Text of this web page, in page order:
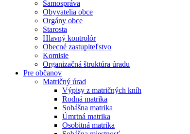
Samospráva
Obyvatelia obce
Orgány obce
Starosta
Hlavný kontrolór
Obecné zastupiteľstvo
Komisie
Organizačná štruktúra úradu
Pre občanov
Matričný úrad
Výpisy z matričných kníh
Rodná matrika
Sobášna matrika
Úmrtná matrika
Osobitná matrika